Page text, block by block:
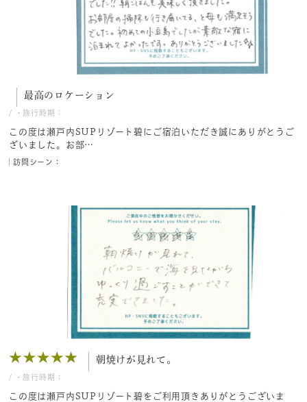
最高のロケーション
/ ・旅行時期：
この度は瀬戸内SUPリゾート碧にご宿泊いただき誠にありがとうご
ざいました。お部…
訪問シーン：
朝焼けが見れて。
/ ・旅行時期：
この度は瀬戸内SUPリゾート碧をご利用頂きありがとうございま